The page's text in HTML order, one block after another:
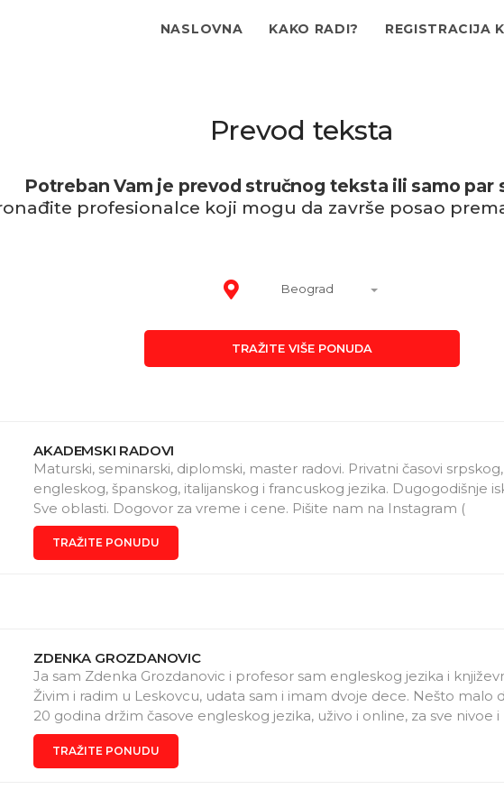
NASLOVNA KAKO RADI? REGISTRACIJA
Prevod teksta
Potreban Vam je prevod stručnog teksta ili samo par
profesionalce koji mogu da završe posao
Beograd
TRAŽITE VIŠE PONUDA
AKADEMSKI RADOVI
Maturski, seminarski, diplomski, master radovi. Privatni časovi
engleskog, španskog, italijanskog i francuskog jezika. Dugogodišnje
Sve oblasti. Dogovor za vreme i cene. Pišite nam na Instagram (
https://www.instagram.com/
) ili na e-mail (akademskirad2010@gmail.com).
TRAŽITE PONUDU
ZDENKA GROZDANOVIC
Ja sam Zdenka Grozdanovic i profesor sam engleskog jezika i
Živim i radim u Leskovcu, udata sam i imam dvoje dece. Nešto malo
20 godina držim časove engleskog jezika, uživo i online, za sve nivoe i
Podjednako dugo sam radila, kako sa polaznicima mlađeg uzrasta,
svim kandidatima koji su se pripremali za polaganje Cambridge ispita
TRAŽITE PONUDU